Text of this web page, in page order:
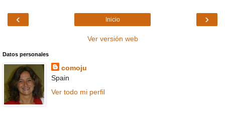
‹ ›
Inicio
Ver versión web
Datos personales
comoju
Spain
Ver todo mi perfil